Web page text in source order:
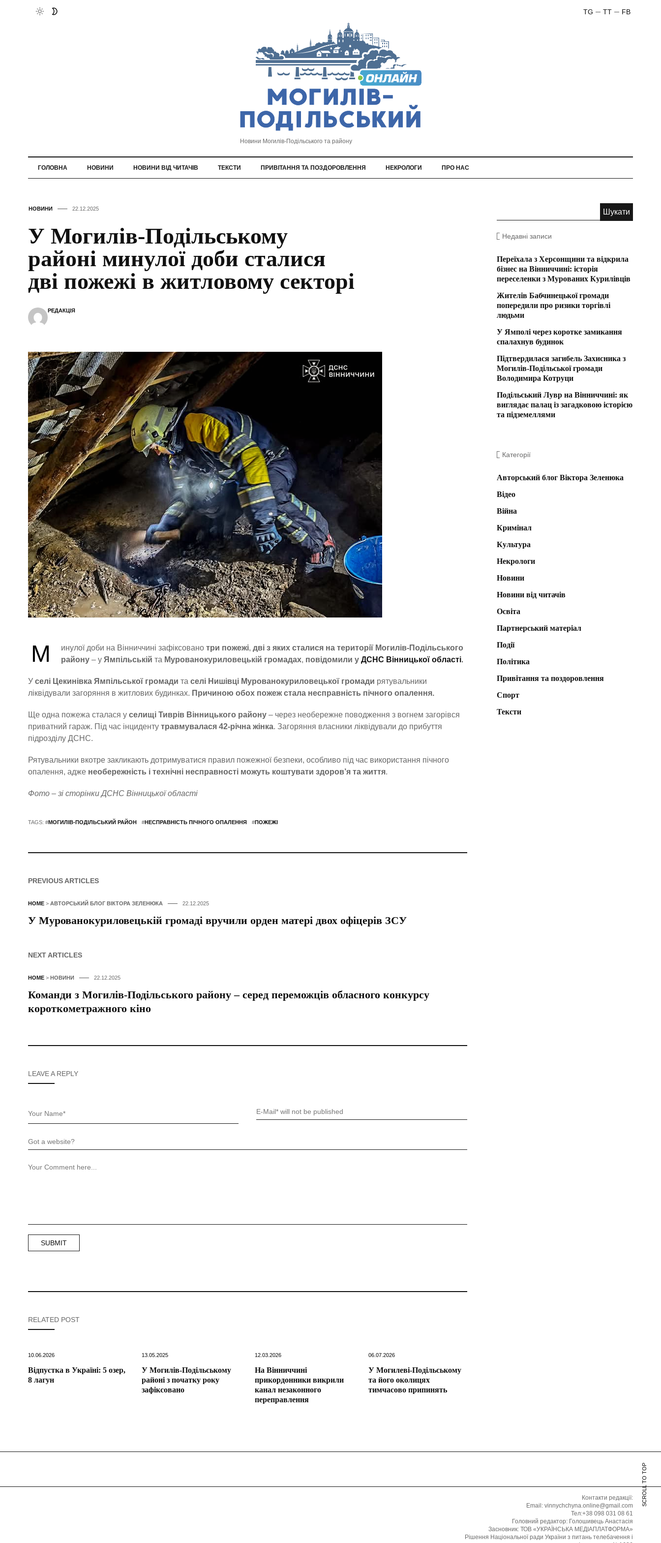
FB
TT
TG
Новини Могилів-Подільського та району
ГОЛОВНА НОВИНИ НОВИНИ ВІД ЧИТАЧІВ ТЕКСТИ ПРИВІТАННЯ ТА ПОЗДОРОВЛЕННЯ НЕКРОЛОГИ ПРО НАС
НОВИНИ 22.12.2025
У Могилів-Подільському
районі минулої доби сталися
дві пожежі в житловому секторі
РЕДАКЦІЯ
М инулої доби на Вінниччині зафіксовано три пожежі, дві з яких сталися на території Могилів-Подільського
району – у Ямпільській та Мурованокуриловецькій громадах, повідомили у ДСНС Вінницької області.
У селі Цекинівка Ямпільської громади та селі Нишівці Мурованокуриловецької громади рятувальники
ліквідували загоряння в житлових будинках. Причиною обох пожеж стала несправність пічного опалення.
Ще одна пожежа сталася у селищі Тиврів Вінницького району – через необережне поводження з вогнем загорівся
приватний гараж. Під час інциденту травмувалася 42-річна жінка. Загоряння власники ліквідували до прибуття
підрозділу ДСНС.
Рятувальники вкотре закликають дотримуватися правил пожежної безпеки, особливо під час використання пічного
опалення, адже необережність і технічні несправності можуть коштувати здоров’я та життя.
Фото – зі сторінки ДСНС Вінницької області
TAGS: #МОГИЛІВ-ПОДІЛЬСЬКИЙ РАЙОН #НЕСПРАВНІСТЬ ПІЧНОГО ОПАЛЕННЯ #ПОЖЕЖІ
PREVIOUS ARTICLES
HOME > АВТОРСЬКИЙ БЛОГ ВІКТОРА ЗЕЛЕНЮКА 22.12.2025
У Мурованокуриловецькій громаді вручили орден матері двох офіцерів ЗСУ
NEXT ARTICLES
HOME > НОВИНИ 22.12.2025
Команди з Могилів-Подільського району – серед переможців обласного конкурсу
короткометражного кіно
LEAVE A REPLY
RELATED POST
10.06.2026
Відпустка в Україні: 5 озер,
8 лагун
13.05.2025
У Могилів-Подільському
районі з початку року
зафіксовано
12.03.2026
На Вінниччині
прикордонники викрили
канал незаконного
переправлення
06.07.2026
У Могилеві-Подільському
та його околицях
тимчасово припинять
Недавні записи
Переїхала з Херсонщини та відкрила
бізнес на Вінниччині: історія
переселенки з Мурованих Курилівців
Жителів Бабчинецької громади
попередили про ризики торгівлі
людьми
У Ямполі через коротке замикання
спалахнув будинок
Підтвердилася загибель Захисника з
Могилів-Подільської громади
Володимира Котруци
Подільський Лувр на Вінниччині: як
виглядає палац із загадковою історією
та підземеллями
Категорії
Авторський блог Віктора Зеленюка
Відео
Війна
Кримінал
Культура
Некрологи
Новини
Новини від читачів
Освіта
Партнерський матеріал
Події
Політика
Привітання та поздоровлення
Спорт
Тексти
SCROLL TO TOP
Контакти редакції:
Email: vinnychchyna.online@gmail.com
Тел:+38 098 031 08 61
Головний редактор: Голошивець Анастасія
Засновник: ТОВ «УКРАЇНСЬКА МЕДІАПЛАТФОРМА»
Рішення Національної ради України з питань телебачення і